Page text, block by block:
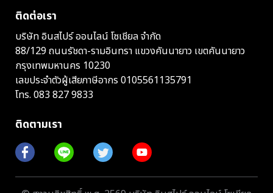
ติดต่อเรา
บริษัท อินสไปร์ ออนไลน์ โซเชียล จำกัด
88/129 ถนนรัชดา-รามอินทรา แขวงคันนายาว เขตคันนายาว
กรุงเทพมหานคร 10230
เลขประจำตัวผู้เสียภาษีอากร 0105561135791
โทร. 083 827 9833
ติดตามเรา